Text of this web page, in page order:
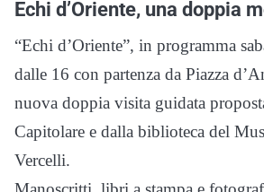
Echi d’Oriente, una doppia
“Echi d’Oriente”, in programma
dalle 16 con partenza da Piazza
nuova doppia visita guidata
Capitolare e dalla biblioteca del
Vercelli.